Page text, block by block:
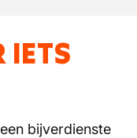
IETS
bijverdienste